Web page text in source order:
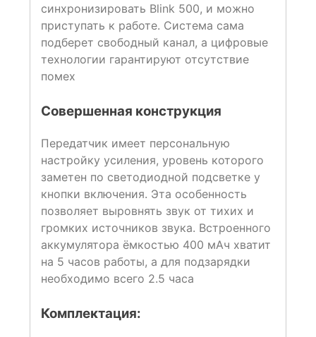
синхронизировать Blink 500, и можно
приступать к работе. Система сама
подберет свободный канал, а цифровые
технологии гарантируют отсутствие
помех
Совершенная конструкция
Передатчик имеет персональную
настройку усиления, уровень которого
заметен по светодиодной подсветке у
кнопки включения. Эта особенность
позволяет выровнять звук от тихих и
громких источников звука. Встроенного
аккумулятора ёмкостью 400 мАч хватит
на 5 часов работы, а для подзарядки
необходимо всего 2.5 часа
Комплектация: